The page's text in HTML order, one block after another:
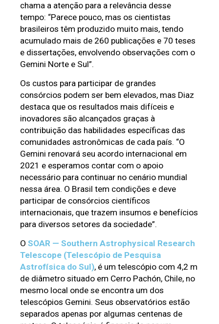
chama a atenção para a relevância desse
tempo: “Parece pouco, mas os cientistas
brasileiros têm produzido muito mais, tendo
acumulado mais de 260 publicações e 70 teses
e dissertações, envolvendo observações com o
Gemini Norte e Sul”.
Os custos para participar de grandes
consórcios podem ser bem elevados, mas Diaz
destaca que os resultados mais difíceis e
inovadores são alcançados graças à
contribuição das habilidades específicas das
comunidades astronômicas de cada país. “O
Gemini renovará seu acordo internacional em
2021 e esperamos contar com o apoio
necessário para continuar no cenário mundial
nessa área. O Brasil tem condições e deve
participar de consórcios científicos
internacionais, que trazem insumos e benefícios
para diversos setores da sociedade”.
O SOAR — Southern Astrophysical Research
Telescope (Telescópio de Pesquisa
Astrofísica do Sul), é um telescópio com 4,2 m
de diâmetro situado em Cerro Pachón, Chile, no
mesmo local onde se encontra um dos
telescópios Gemini. Seus observatórios estão
separados apenas por algumas centenas de